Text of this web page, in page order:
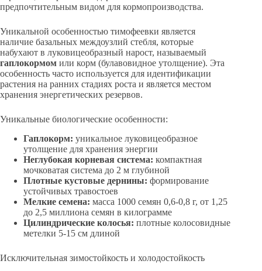
предпочтительным видом для кормопроизводства.
Уникальной особенностью тимофеевки является
наличие базальных междоузлий стебля, которые
набухают в луковицеобразный нарост, называемый
гаплокормом или корм (булавовидное утолщение). Эта
особенность часто используется для идентификации
растения на ранних стадиях роста и является местом
хранения энергетических резервов.
Уникальные биологические особенности:
Гаплокорм: уникальное луковицеобразное
утолщение для хранения энергии
Неглубокая корневая система: компактная
мочковатая система до 2 м глубиной
Плотные кустовые дернины: формирование
устойчивых травостоев
Мелкие семена: масса 1000 семян 0,6-0,8 г, от 1,25
до 2,5 миллиона семян в килограмме
Цилиндрические колосья: плотные колосовидные
метелки 5-15 см длиной
Исключительная зимостойкость и холодостойкость